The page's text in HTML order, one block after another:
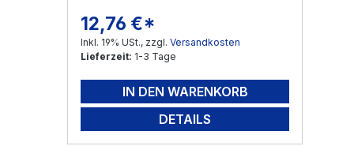
Regulärer Preis:
12,76 €*
Inkl. 19% USt., zzgl. Versandkosten
Lieferzeit: 1-3 Tage
IN DEN WARENKORB
DETAILS